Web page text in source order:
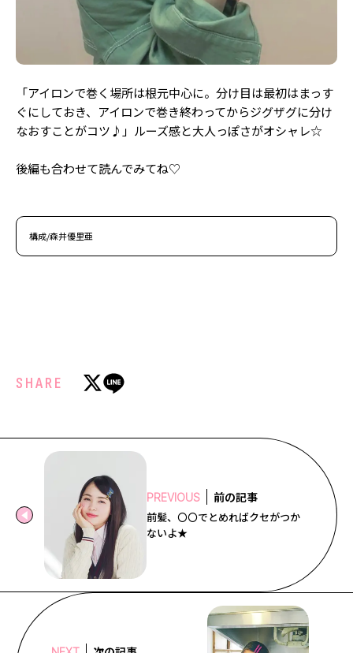
「アイロンで巻く場所は根元中心に。分け目は最初はまっす
ぐにしておき、アイロンで巻き終わってからジグザグに分け
なおすことがコツ♪」ルーズ感と大人っぽさがオシャレ☆
後編も合わせて読んでみてね♡
構成/森井優里亜
SHARE
PREVIOUS 前の記事
前髪、〇〇でとめればクセがつか
ないよ★